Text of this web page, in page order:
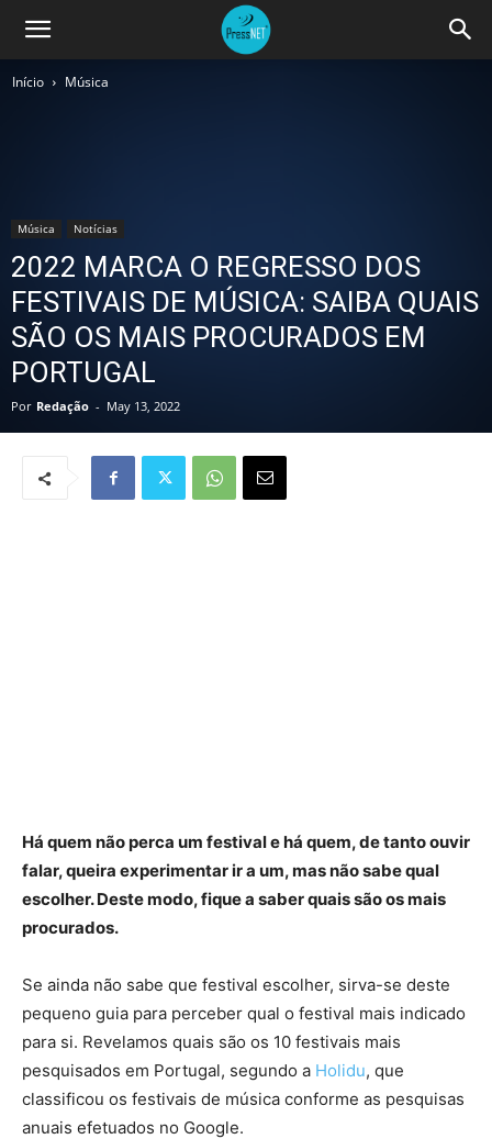
Início Música
Música Notícias
2022 MARCA O REGRESSO DOS
FESTIVAIS DE MÚSICA: SAIBA QUAIS
SÃO OS MAIS PROCURADOS EM
PORTUGAL
Por Redação - May 13, 2022
Há quem não perca um festival e há quem, de tanto ouvir
falar, queira experimentar ir a um, mas não sabe qual
escolher. Deste modo, fique a saber quais são os mais
procurados.
Se ainda não sabe que festival escolher, sirva-se deste
pequeno guia para perceber qual o festival mais indicado
para si. Revelamos quais são os 10 festivais mais
pesquisados em Portugal, segundo a Holidu, que
classificou os festivais de música conforme as pesquisas
anuais efetuados no Google.